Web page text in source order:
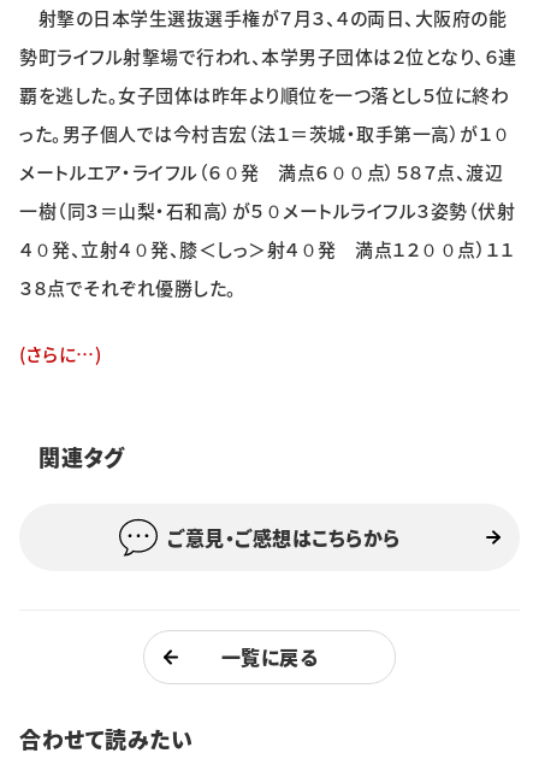
スポーツ
学生社会
イベント
学生記者募集
射撃の日本学生選抜選手権が７月３、４の両日、大阪府の能
勢町ライフル射撃場で行われ、本学男子団体は２位となり、６連
覇を逃した。女子団体は昨年より順位を一つ落とし５位に終わ
った。男子個人では今村吉宏（法１＝茨城・取手第一高）が１０
メートルエア・ライフル（６０発 満点６００点）５８７点、渡辺
一樹（同３＝山梨・石和高）が５０メートルライフル３姿勢（伏射
４０発、立射４０発、膝＜しっ＞射４０発 満点１２００点）１１
３８点でそれぞれ優勝した。
(さらに…)
関連タグ
ご意見・ご感想はこちらから
一覧に戻る
合わせて読みたい